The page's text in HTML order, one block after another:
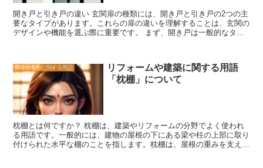
た。書院では、儒学だけでなく、絵画や音楽、茶道などの芸術も学ぶ
ことができました。また、書院は交流の場でもあり、学生たちは他の
学生や教師との意見交換を通じて、自己の知識を深めることができま
した。 現代の書院は、その歴史的な背景を受け継ぎながらも、新し
学生たちにとってだけでなく、一般の人々にとっても、知識や教養を
深める場として利用されています。 書院の魅力は、その歴史的な背
景や学問の場としての役割だけでなく、人々が集まり交流する場とし
ての役割もあります。書院は、学問や芸術を通じて、人々の心を豊か
にする場所であり、多くの人々にとって特別な存在です。
開き戸と引き戸の違い 玄関扉の種類には、開き戸と引き戸の2つの主
要なタイプがあります。これらの扉の違いを理解することは、玄関の
デザインや機能を選ぶ際に重要です。 まず、開き戸は一般的なタイ
開き戸は、広い出入り口を提供し、通風や採光を確保することができ
ます。また、開き戸は取り付けや修理が比較的容易であり、ヒンジや
ドアノブなどのハードウェアも簡単に交換できます。 一方、引き戸
はスライド式の扉であり、壁に沿って開閉します。このタイプの扉
は、スペースを節約することができ、特に狭い玄関やパティオに適し
ています。引き戸は、ガラスパネルやミラーパネルなどの透明な素材
で作られることが多く、光を取り込んで明るい雰囲気を作り出すこと
ができます。また、引き戸はスムーズな開閉が可能であり、ハンドル
やロックの操作も簡単です。 開き戸と引き戸の選択は、個々のニー
ズや好みによって異なります。開き戸は伝統的な外観を好む人や、広
部位や名称に関する用語
リフォームや建築に関する用語
「枕棚」について
枕棚とは何ですか？ 枕棚は、建築やリフォームの分野でよく使われ
る用語です。一般的には、建物の屋根の下にある梁や柱の上部に取り
付けられた水平な棚のことを指します。枕棚は、屋根の重みを支える